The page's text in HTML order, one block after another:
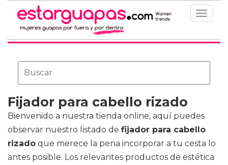
Toggle
Fijador para cabello rizado
Bienvenido a nuestra tienda online, aquí puedes
observar nuestro listado de fijador para cabello
rizado que merece la pena incorporar a tu cesta lo
antes posible. Los relevantes productos de estética